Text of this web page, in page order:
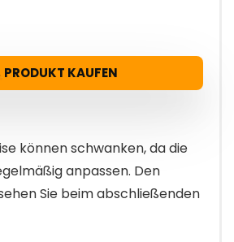
PRODUKT KAUFEN
können schwanken, da die
anpassen. Den
Sie beim abschließenden